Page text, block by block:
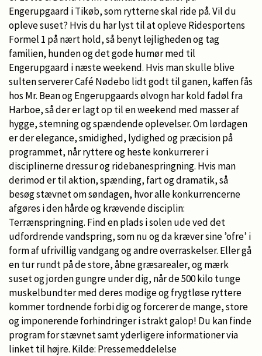
Engerupgaard i Tikøb, som rytterne skal ride på. Vil du
opleve suset? Hvis du har lyst til at opleve Ridesportens
Formel 1 på nært hold, så benyt lejligheden og tag
familien, hunden og det gode humør med til
Engerupgaard i næste weekend. Hvis man skulle blive
sulten serverer Café Nødebo lidt godt til ganen, kaffen fås
hos Mr. Bean og Engerupgaards ølvogn har kold fadøl fra
Harboe, så der er lagt op til en weekend med masser af
hygge, stemning og spændende oplevelser. Om lørdagen
er der elegance, smidighed, lydighed og præcision på
programmet, når ryttere og heste konkurrerer i
disciplinerne dressur og ridebanespringning. Hvis man
derimod er til aktion, spænding, fart og dramatik, så
besøg stævnet om søndagen, hvor alle konkurrencerne
afgøres i den hårde og krævende disciplin:
Terrænspringning. Find en plads i solen ude ved det
udfordrende vandspring, som nu og da kræver sine ’ofre’ i
form af ufrivillig vandgang og andre overraskelser. Eller gå
en tur rundt på de store, åbne græsarealer, og mærk
suset og jorden gungre under dig, når de 500 kilo tunge
muskelbundter med deres modige og frygtløse ryttere
kommer tordnende forbi dig og forcerer de mange, store
og imponerende forhindringer i strakt galop! Du kan finde
program for stævnet samt yderligere informationer via
linket til højre. Kilde: Pressemeddelelse